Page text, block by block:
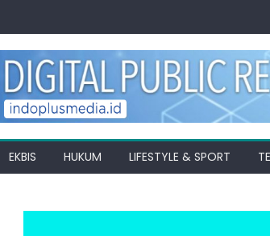
EKBIS HUKUM LIFESTYLE & SPORT